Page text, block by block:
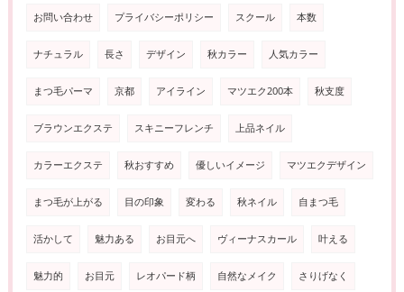
お問い合わせ プライバシーポリシー スクール 本数
ナチュラル 長さ デザイン 秋カラー 人気カラー
まつ毛パーマ 京都 アイライン マツエク200本 秋支度
ブラウンエクステ スキニーフレンチ 上品ネイル
カラーエクステ 秋おすすめ 優しいイメージ マツエクデザイン
まつ毛が上がる 目の印象 変わる 秋ネイル 自まつ毛
活かして 魅力ある お目元へ ヴィーナスカール 叶える
魅力的 お目元 レオパード柄 自然なメイク さりげなく